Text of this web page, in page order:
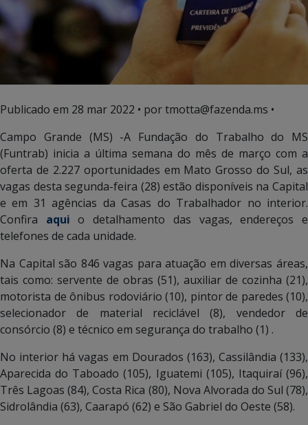
Publicado em 28 mar 2022 • por tmotta@fazenda.ms •
Campo Grande (MS) -A Fundação do Trabalho do MS
(Funtrab) inicia a última semana do mês de março com a
oferta de 2.227 oportunidades em Mato Grosso do Sul, as
vagas desta segunda-feira (28) estão disponíveis na Capital
e em 31 agências da Casas do Trabalhador no interior.
Confira aqui o detalhamento das vagas, endereços e
telefones de cada unidade.
Na Capital são 846 vagas para atuação em diversas áreas,
tais como: servente de obras (51), auxiliar de cozinha (21),
motorista de ônibus rodoviário (10), pintor de paredes (10),
selecionador de material reciclável (8), vendedor de
consórcio (8) e técnico em segurança do trabalho (1) .
No interior há vagas em Dourados (163), Cassilândia (133),
Aparecida do Taboado (105), Iguatemi (105), Itaquiraí (96),
Três Lagoas (84), Costa Rica (80), Nova Alvorada do Sul (78),
Sidrolândia (63), Caarapó (62) e São Gabriel do Oeste (58).